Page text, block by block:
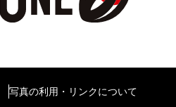
写真の利用・リンクについて